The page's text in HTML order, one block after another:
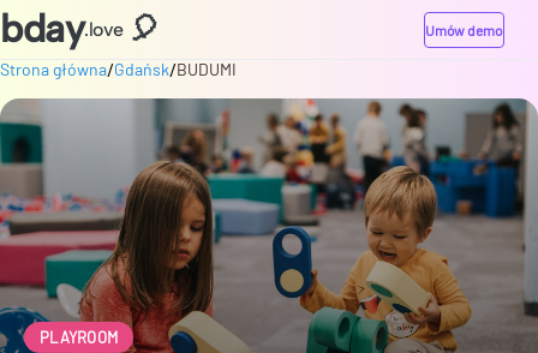
bday.love 🎈 Umów demo
Strona główna/Gdańsk/BUDUMI
PLAYROOM